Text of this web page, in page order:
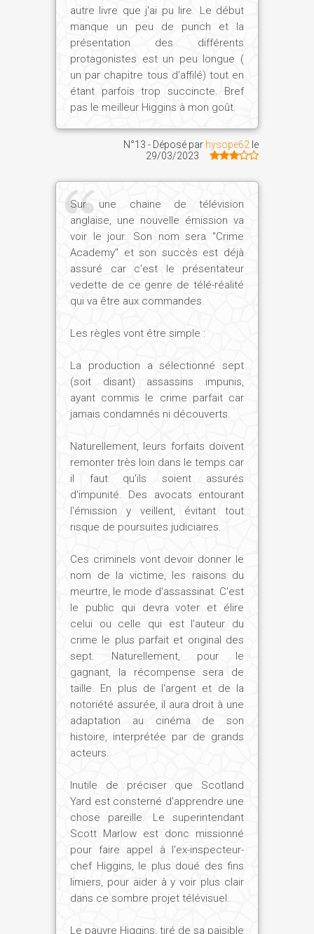
autre livre que j'ai pu lire. Le début
manque un peu de punch et la
présentation des différents
protagonistes est un peu longue (
un par chapitre tous d'affilé) tout en
étant parfois trop succincte. Bref
pas le meilleur Higgins à mon goût.
N°13 - Déposé par hysope62 le
29/03/2023
Sur une chaine de télévision
anglaise, une nouvelle émission va
voir le jour. Son nom sera "Crime
Academy" et son succès est déjà
assuré car c'est le présentateur
vedette de ce genre de télé-réalité
qui va être aux commandes.
Les règles vont être simple :
La production a sélectionné sept
(soit disant) assassins impunis,
ayant commis le crime parfait car
jamais condamnés ni découverts.
Naturellement, leurs forfaits doivent
remonter très loin dans le temps car
il faut qu'ils soient assurés
d'impunité. Des avocats entourant
l'émission y veillent, évitant tout
risque de poursuites judiciaires.
Ces criminels vont devoir donner le
nom de la victime, les raisons du
meurtre, le mode d'assassinat. C'est
le public qui devra voter et élire
celui ou celle qui est l'auteur du
crime le plus parfait et original des
sept. Naturellement, pour le
gagnant, la récompense sera de
taille. En plus de l'argent et de la
notoriété assurée, il aura droit à une
adaptation au cinéma de son
histoire, interprétée par de grands
acteurs.
Inutile de préciser que Scotland
Yard est consterné d'apprendre une
chose pareille. Le superintendant
Scott Marlow est donc missionné
pour faire appel à l'ex-inspecteur-
chef Higgins, le plus doué des fins
limiers, pour aider à y voir plus clair
dans ce sombre projet télévisuel.
Le pauvre Higgins, tiré de sa paisible